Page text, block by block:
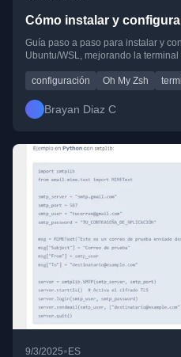
Cómo instalar y
Guía paso a paso para instalar y
Ubuntu/WSL, mejorando la terminal
configuración Oh My Zsh
Brayan Diaz C
9/3/2025• ES